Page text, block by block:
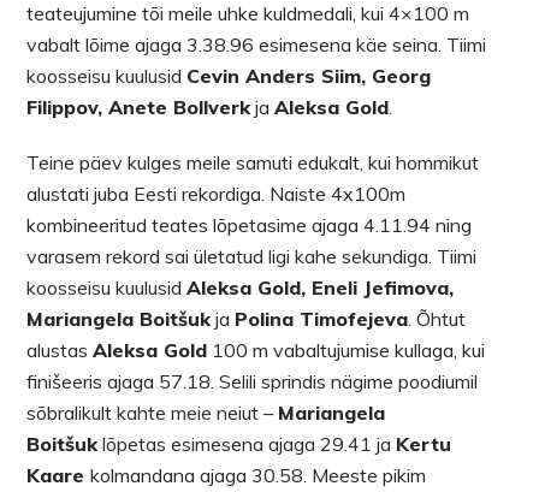
teateujumine tõi meile uhke kuldmedali, kui 4×100 m
vabalt lõime ajaga 3.38.96 esimesena käe seina. Tiimi
koosseisu kuulusid Cevin Anders Siim, Georg
Filippov, Anete BollverkjaAleksa Gold.
Teine päev kulges meile samuti edukalt, kui hommikut
alustati juba Eesti rekordiga. Naiste 4x100m
kombineeritud teates lõpetasime ajaga 4.11.94 ning
varasem rekord sai ületatud ligi kahe sekundiga. Tiimi
koosseisu kuulusidAleksa Gold, Eneli Jefimova,
Mariangela Boitšukja Polina Timofejeva. Õhtut
alustasAleksa Gold 100 m vabaltujumise kullaga, kui
finišeeris ajaga 57.18. Selili sprindis nägime poodiumil
sõbralikult kahte meie neiut – Mariangela
Boitšuklõpetas esimesena ajaga 29.41 ja Kertu
Kaarekolmandana ajaga 30.58. Meeste pikim